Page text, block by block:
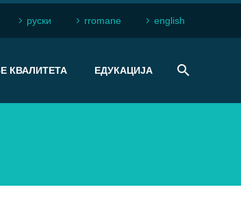
рyски rromane english
КВАЛИТЕТА ЕДУКАЦИЈА